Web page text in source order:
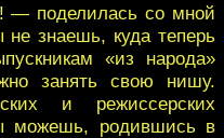
— поделилась со мной
знаешь, куда теперь
«из народа»
занять свою нишу.
и режиссерских
можешь, родившись в